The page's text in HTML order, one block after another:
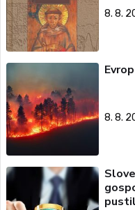
8. 8.
8. 8.